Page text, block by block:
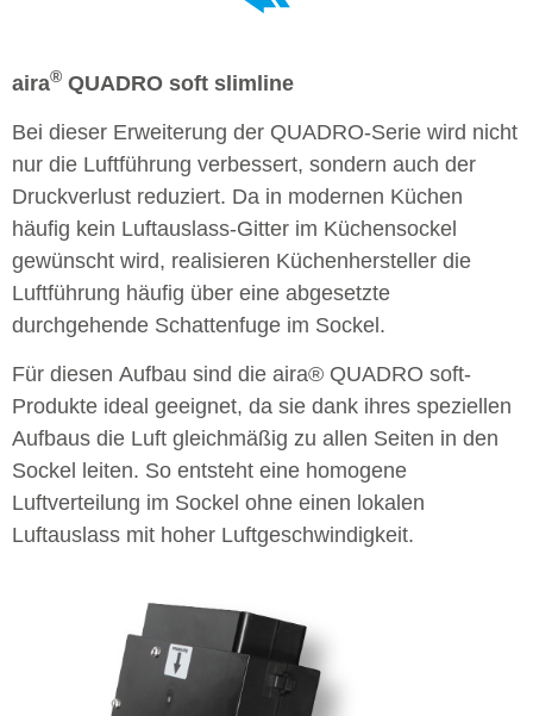
aira® QUADRO soft slimline
Bei dieser Erweiterung der QUADRO-Serie wird nicht
nur die Luftführung verbessert, sondern auch der
Druckverlust reduziert. Da in modernen Küchen
häufig kein Luftauslass-Gitter im Küchensockel
gewünscht wird, realisieren Küchenhersteller die
Luftführung häufig über eine abgesetzte
durchgehende Schattenfuge im Sockel.
Für diesen Aufbau sind die aira® QUADRO soft-
Produkte ideal geeignet, da sie dank ihres speziellen
Aufbaus die Luft gleichmäßig zu allen Seiten in den
Sockel leiten. So entsteht eine homogene
Luftverteilung im Sockel ohne einen lokalen
Luftauslass mit hoher Luftgeschwindigkeit.